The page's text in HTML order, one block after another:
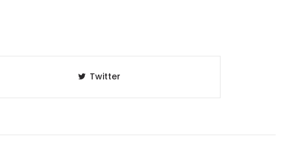
Twitter